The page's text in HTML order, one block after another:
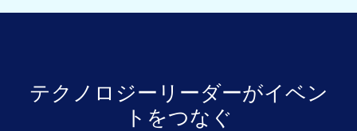
テクノロジーリーダーがイベン
トをつなぐ